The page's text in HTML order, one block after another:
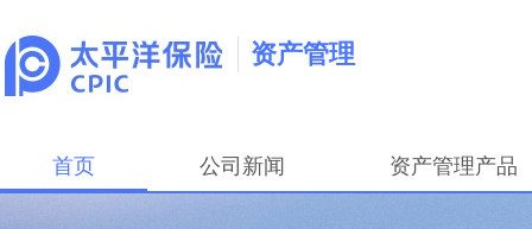
资产管理
首页 公司新闻 资产管理产品